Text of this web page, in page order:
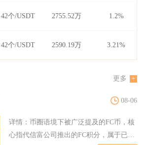
42个/USDT 2755.52万 1.2%
42个/USDT 2590.19万 3.21%
更多
08-06
详情： 币圈语境下被广泛提及的FC币，核
心指代信富公司推出的FC积分，属于已经